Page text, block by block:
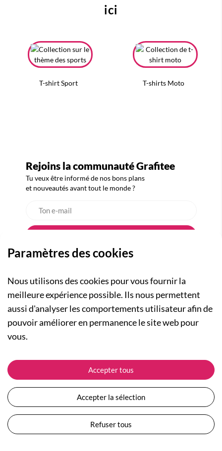
ici
T-shirt Sport T-shirts Moto
Rejoins la communauté Grafitee
Tu veux être informé de nos bons plans
et nouveautés avant tout le monde ?
A PROPOS
Qui sommes-nous ?
Actualités
Nos engagements
Plan du site
Devenir revendeur
NOS RUBRIQUES
Collection Femme
Collection Enfants
Les Totebags
Nos différents thèmes
ASSISTANCE
Suivre ma commande
Expédition et livraison
Retour et remboursement
Moyens de paiement
Questions / Réponses
Conditions générales de vente
Paramètres des cookies
Nous utilisons des cookies pour vous fournir la
meilleure expérience possible. Ils nous permettent
aussi d'analyser les comportements utilisateur afin de
pouvoir améliorer en permanence le site web pour
vous.
Accepter tous
Accepter la sélection
Refuser tous